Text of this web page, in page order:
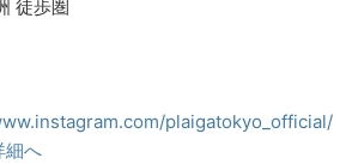
徒歩圏
plaigatokyo_official/
細へ